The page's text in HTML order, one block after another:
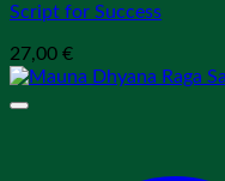
Script for Success
27,00 €